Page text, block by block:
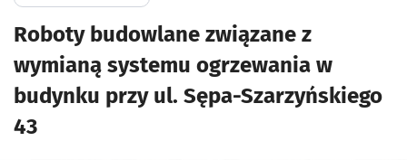
Roboty budowlane związane z
wymianą systemu ogrzewania w
budynku przy ul. Sępa-Szarzyńskiego
43